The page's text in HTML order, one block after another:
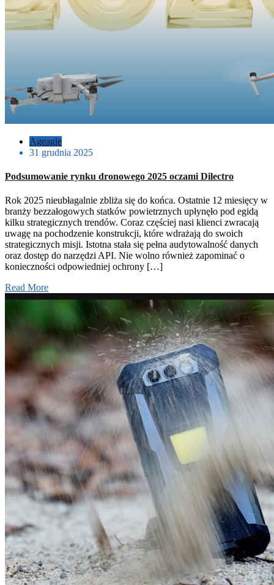
Ageagle
31 grudnia 2025
Podsumowanie rynku dronowego 2025 oczami Dilectro
Rok 2025 nieubłagalnie zbliża się do końca. Ostatnie 12 miesięcy w
branży bezzałogowych statków powietrznych upłynęło pod egidą
kilku strategicznych trendów. Coraz częściej nasi klienci zwracają
uwagę na pochodzenie konstrukcji, które wdrażają do swoich
strategicznych misji. Istotna stała się pełna audytowalność danych
oraz dostęp do narzędzi API. Nie wolno również zapominać o
konieczności odpowiedniej ochrony […]
Read More